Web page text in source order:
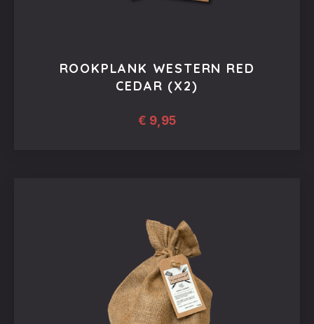
ROOKPLANK WESTERN RED
CEDAR (X2)
€ 9,95